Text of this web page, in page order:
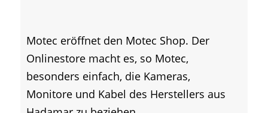
Motec eröffnet den Motec Shop. Der
Onlinestore macht es, so Motec,
besonders einfach, die Kameras,
Monitore und Kabel des Herstellers aus